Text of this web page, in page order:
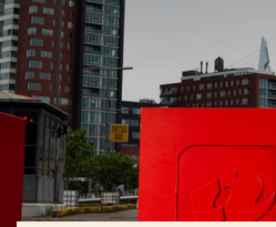
Ga direct naar de content
... > Kosten decentrale
Veel gezocht
Opleiding